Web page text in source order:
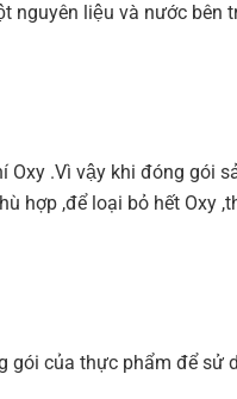
nguyên liệu và nước
Oxy .Vì vậy khi đóng gói
hợp ,để loại bỏ hết Oxy
gói của thực phẩm để